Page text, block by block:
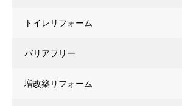
トイレリフォーム
バリアフリー
増改築リフォーム